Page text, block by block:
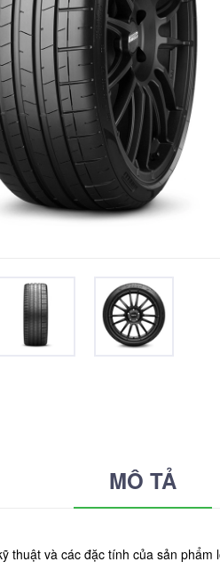
MÔ TẢ
thuật và các đặc tính của sản phẩm